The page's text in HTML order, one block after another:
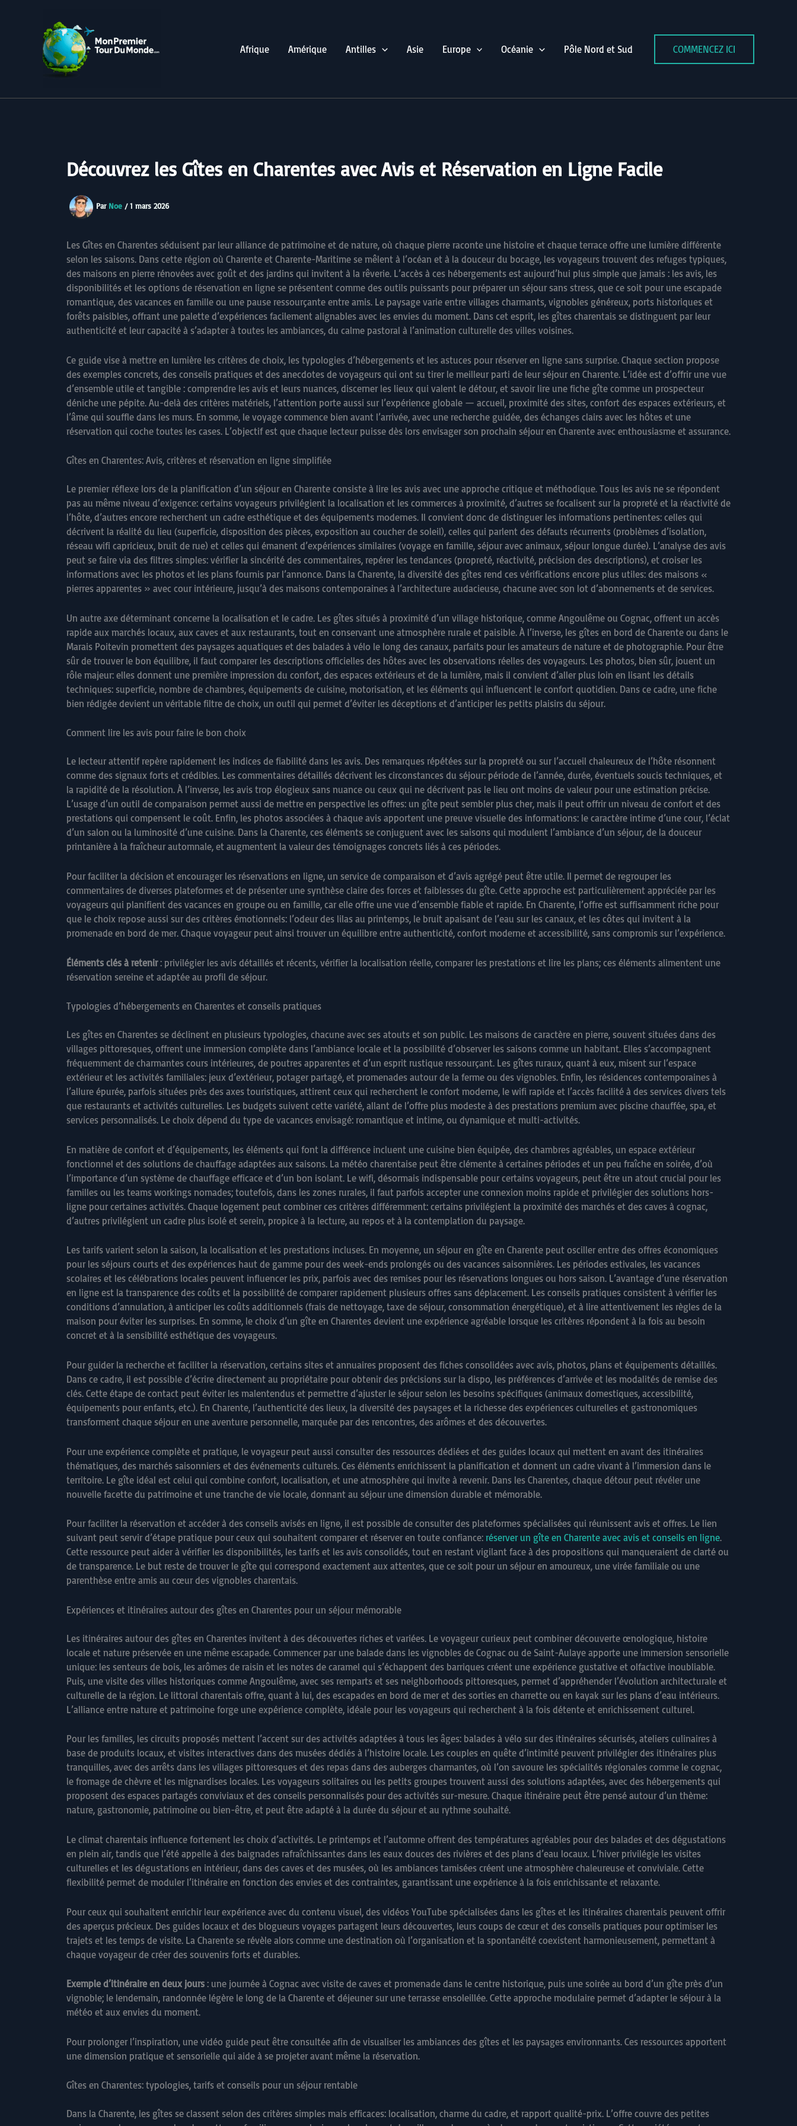
Afrique
Amérique Antilles Asie Europe Océanie Pôle Nord et Sud COMMENCEZ ICI
Découvrez les Gîtes en Charentes avec Avis et Réservation en Ligne Facile
Par Noe /1 mars 2026
Les Gîtes en Charentes séduisent par leur alliance de patrimoine et de nature, où chaque pierre raconte une histoire et chaque terrace offre une lumière différente
selon les saisons. Dans cette région où Charente et Charente-Maritime se mêlent à l’océan et à la douceur du bocage, les voyageurs trouvent des refuges typiques,
des maisons en pierre rénovées avec goût et des jardins qui invitent à la rêverie. L’accès à ces hébergements est aujourd’hui plus simple que jamais : les avis, les
disponibilités et les options de réservation en ligne se présentent comme des outils puissants pour préparer un séjour sans stress, que ce soit pour une escapade
romantique, des vacances en famille ou une pause ressourçante entre amis. Le paysage varie entre villages charmants, vignobles généreux, ports historiques et
forêts paisibles, offrant une palette d’expériences facilement alignables avec les envies du moment. Dans cet esprit, les gîtes charentais se distinguent par leur
authenticité et leur capacité à s’adapter à toutes les ambiances, du calme pastoral à l’animation culturelle des villes voisines.
Ce guide vise à mettre en lumière les critères de choix, les typologies d’hébergements et les astuces pour réserver en ligne sans surprise. Chaque section propose
des exemples concrets, des conseils pratiques et des anecdotes de voyageurs qui ont su tirer le meilleur parti de leur séjour en Charente. L’idée est d’offrir une vue
d’ensemble utile et tangible : comprendre les avis et leurs nuances, discerner les lieux qui valent le détour, et savoir lire une fiche gîte comme un prospecteur
déniche une pépite. Au-delà des critères matériels, l’attention porte aussi sur l’expérience globale — accueil, proximité des sites, confort des espaces extérieurs, et
l’âme qui souffle dans les murs. En somme, le voyage commence bien avant l’arrivée, avec une recherche guidée, des échanges clairs avec les hôtes et une
réservation qui coche toutes les cases. L’objectif est que chaque lecteur puisse dès lors envisager son prochain séjour en Charente avec enthousiasme et assurance.
Gîtes en Charentes: Avis, critères et réservation en ligne simplifiée
Le premier réflexe lors de la planification d’un séjour en Charente consiste à lire les avis avec une approche critique et méthodique. Tous les avis ne se répondent
pas au même niveau d’exigence: certains voyageurs privilégient la localisation et les commerces à proximité, d’autres se focalisent sur la propreté et la réactivité de
l’hôte, d’autres encore recherchent un cadre esthétique et des équipements modernes. Il convient donc de distinguer les informations pertinentes: celles qui
décrivent la réalité du lieu (superficie, disposition des pièces, exposition au coucher de soleil), celles qui parlent des défauts récurrents (problèmes d’isolation,
réseau wifi capricieux, bruit de rue) et celles qui émanent d’expériences similaires (voyage en famille, séjour avec animaux, séjour longue durée). L’analyse des avis
peut se faire via des filtres simples: vérifier la sincérité des commentaires, repérer les tendances (propreté, réactivité, précision des descriptions), et croiser les
informations avec les photos et les plans fournis par l’annonce. Dans la Charente, la diversité des gîtes rend ces vérifications encore plus utiles: des maisons «
pierres apparentes » avec cour intérieure, jusqu’à des maisons contemporaines à l’architecture audacieuse, chacune avec son lot d’abonnements et de services.
Un autre axe déterminant concerne la localisation et le cadre. Les gîtes situés à proximité d’un village historique, comme Angoulême ou Cognac, offrent un accès
rapide aux marchés locaux, aux caves et aux restaurants, tout en conservant une atmosphère rurale et paisible. À l’inverse, les gîtes en bord de Charente ou dans le
Marais Poitevin promettent des paysages aquatiques et des balades à vélo le long des canaux, parfaits pour les amateurs de nature et de photographie. Pour être
sûr de trouver le bon équilibre, il faut comparer les descriptions officielles des hôtes avec les observations réelles des voyageurs. Les photos, bien sûr, jouent un
rôle majeur: elles donnent une première impression du confort, des espaces extérieurs et de la lumière, mais il convient d’aller plus loin en lisant les détails
techniques: superficie, nombre de chambres, équipements de cuisine, motorisation, et les éléments qui influencent le confort quotidien. Dans ce cadre, une fiche
bien rédigée devient un véritable filtre de choix, un outil qui permet d’éviter les déceptions et d’anticiper les petits plaisirs du séjour.
Comment lire les avis pour faire le bon choix
Le lecteur attentif repère rapidement les indices de fiabilité dans les avis. Des remarques répétées sur la propreté ou sur l’accueil chaleureux de l’hôte résonnent
comme des signaux forts et crédibles. Les commentaires détaillés décrivent les circonstances du séjour: période de l’année, durée, éventuels soucis techniques, et
la rapidité de la résolution. À l’inverse, les avis trop élogieux sans nuance ou ceux qui ne décrivent pas le lieu ont moins de valeur pour une estimation précise.
L’usage d’un outil de comparaison permet aussi de mettre en perspective les offres: un gîte peut sembler plus cher, mais il peut offrir un niveau de confort et des
prestations qui compensent le coût. Enfin, les photos associées à chaque avis apportent une preuve visuelle des informations: le caractère intime d’une cour, l’éclat
d’un salon ou la luminosité d’une cuisine. Dans la Charente, ces éléments se conjuguent avec les saisons qui modulent l’ambiance d’un séjour, de la douceur
printanière à la fraîcheur automnale, et augmentent la valeur des témoignages concrets liés à ces périodes.
Pour faciliter la décision et encourager les réservations en ligne, un service de comparaison et d’avis agrégé peut être utile. Il permet de regrouper les
commentaires de diverses plateformes et de présenter une synthèse claire des forces et faiblesses du gîte. Cette approche est particulièrement appréciée par les
voyageurs qui planifient des vacances en groupe ou en famille, car elle offre une vue d’ensemble fiable et rapide. En Charente, l’offre est suffisamment riche pour
que le choix repose aussi sur des critères émotionnels: l’odeur des lilas au printemps, le bruit apaisant de l’eau sur les canaux, et les côtes qui invitent à la
promenade en bord de mer. Chaque voyageur peut ainsi trouver un équilibre entre authenticité, confort moderne et accessibilité, sans compromis sur l’expérience.
Éléments clés à retenir: privilégier les avis détaillés et récents, vérifier la localisation réelle, comparer les prestations et lire les plans; ces éléments alimentent une
réservation sereine et adaptée au profil de séjour.
Typologies d’hébergements en Charentes et conseils pratiques
Les gîtes en Charentes se déclinent en plusieurs typologies, chacune avec ses atouts et son public. Les maisons de caractère en pierre, souvent situées dans des
villages pittoresques, offrent une immersion complète dans l’ambiance locale et la possibilité d’observer les saisons comme un habitant. Elles s’accompagnent
fréquemment de charmantes cours intérieures, de poutres apparentes et d’un esprit rustique ressourçant. Les gîtes ruraux, quant à eux, misent sur l’espace
extérieur et les activités familiales: jeux d’extérieur, potager partagé, et promenades autour de la ferme ou des vignobles. Enfin, les résidences contemporaines à
l’allure épurée, parfois situées près des axes touristiques, attirent ceux qui recherchent le confort moderne, le wifi rapide et l’accès facilité à des services divers tels
que restaurants et activités culturelles. Les budgets suivent cette variété, allant de l’offre plus modeste à des prestations premium avec piscine chauffée, spa, et
services personnalisés. Le choix dépend du type de vacances envisagé: romantique et intime, ou dynamique et multi-activités.
En matière de confort et d’équipements, les éléments qui font la différence incluent une cuisine bien équipée, des chambres agréables, un espace extérieur
fonctionnel et des solutions de chauffage adaptées aux saisons. La météo charentaise peut être clémente à certaines périodes et un peu fraîche en soirée, d’où
l’importance d’un système de chauffage efficace et d’un bon isolant. Le wifi, désormais indispensable pour certains voyageurs, peut être un atout crucial pour les
familles ou les teams workings nomades; toutefois, dans les zones rurales, il faut parfois accepter une connexion moins rapide et privilégier des solutions hors-
ligne pour certaines activités. Chaque logement peut combiner ces critères différemment: certains privilégient la proximité des marchés et des caves à cognac,
d’autres privilégient un cadre plus isolé et serein, propice à la lecture, au repos et à la contemplation du paysage.
Les tarifs varient selon la saison, la localisation et les prestations incluses. En moyenne, un séjour en gîte en Charente peut osciller entre des offres économiques
pour les séjours courts et des expériences haut de gamme pour des week-ends prolongés ou des vacances saisonnières. Les périodes estivales, les vacances
scolaires et les célébrations locales peuvent influencer les prix, parfois avec des remises pour les réservations longues ou hors saison. L’avantage d’une réservation
en ligne est la transparence des coûts et la possibilité de comparer rapidement plusieurs offres sans déplacement. Les conseils pratiques consistent à vérifier les
conditions d’annulation, à anticiper les coûts additionnels (frais de nettoyage, taxe de séjour, consommation énergétique), et à lire attentivement les règles de la
maison pour éviter les surprises. En somme, le choix d’un gîte en Charentes devient une expérience agréable lorsque les critères répondent à la fois au besoin
concret et à la sensibilité esthétique des voyageurs.
Pour guider la recherche et faciliter la réservation, certains sites et annuaires proposent des fiches consolidées avec avis, photos, plans et équipements détaillés.
Dans ce cadre, il est possible d’écrire directement au propriétaire pour obtenir des précisions sur la dispo, les préférences d’arrivée et les modalités de remise des
clés. Cette étape de contact peut éviter les malentendus et permettre d’ajuster le séjour selon les besoins spécifiques (animaux domestiques, accessibilité,
équipements pour enfants, etc.). En Charente, l’authenticité des lieux, la diversité des paysages et la richesse des expériences culturelles et gastronomiques
transforment chaque séjour en une aventure personnelle, marquée par des rencontres, des arômes et des découvertes.
Pour une expérience complète et pratique, le voyageur peut aussi consulter des ressources dédiées et des guides locaux qui mettent en avant des itinéraires
thématiques, des marchés saisonniers et des événements culturels. Ces éléments enrichissent la planification et donnent un cadre vivant à l’immersion dans le
territoire. Le gîte idéal est celui qui combine confort, localisation, et une atmosphère qui invite à revenir. Dans les Charentes, chaque détour peut révéler une
nouvelle facette du patrimoine et une tranche de vie locale, donnant au séjour une dimension durable et mémorable.
Pour faciliter la réservation et accéder à des conseils avisés en ligne, il est possible de consulter des plateformes spécialisées qui réunissent avis et offres. Le lien
suivant peut servir d’étape pratique pour ceux qui souhaitent comparer et réserver en toute confiance: réserver un gîte en Charente avec avis et conseils en ligne.
Cette ressource peut aider à vérifier les disponibilités, les tarifs et les avis consolidés, tout en restant vigilant face à des propositions qui manqueraient de clarté ou
de transparence. Le but reste de trouver le gîte qui correspond exactement aux attentes, que ce soit pour un séjour en amoureux, une virée familiale ou une
parenthèse entre amis au cœur des vignobles charentais.
Expériences et itinéraires autour des gîtes en Charentes pour un séjour mémorable
Les itinéraires autour des gîtes en Charentes invitent à des découvertes riches et variées. Le voyageur curieux peut combiner découverte œnologique, histoire
locale et nature préservée en une même escapade. Commencer par une balade dans les vignobles de Cognac ou de Saint-Aulaye apporte une immersion sensorielle
unique: les senteurs de bois, les arômes de raisin et les notes de caramel qui s’échappent des barriques créent une expérience gustative et olfactive inoubliable.
Puis, une visite des villes historiques comme Angoulême, avec ses remparts et ses neighborhoods pittoresques, permet d’appréhender l’évolution architecturale et
culturelle de la région. Le littoral charentais offre, quant à lui, des escapades en bord de mer et des sorties en charrette ou en kayak sur les plans d’eau intérieurs.
L’alliance entre nature et patrimoine forge une expérience complète, idéale pour les voyageurs qui recherchent à la fois détente et enrichissement culturel.
Pour les familles, les circuits proposés mettent l’accent sur des activités adaptées à tous les âges: balades à vélo sur des itinéraires sécurisés, ateliers culinaires à
base de produits locaux, et visites interactives dans des musées dédiés à l’histoire locale. Les couples en quête d’intimité peuvent privilégier des itinéraires plus
tranquilles, avec des arrêts dans les villages pittoresques et des repas dans des auberges charmantes, où l’on savoure les spécialités régionales comme le cognac,
le fromage de chèvre et les mignardises locales. Les voyageurs solitaires ou les petits groupes trouvent aussi des solutions adaptées, avec des hébergements qui
proposent des espaces partagés conviviaux et des conseils personnalisés pour des activités sur-mesure. Chaque itinéraire peut être pensé autour d’un thème:
nature, gastronomie, patrimoine ou bien-être, et peut être adapté à la durée du séjour et au rythme souhaité.
Le climat charentais influence fortement les choix d’activités. Le printemps et l’automne offrent des températures agréables pour des balades et des dégustations
en plein air, tandis que l’été appelle à des baignades rafraîchissantes dans les eaux douces des rivières et des plans d’eau locaux. L’hiver privilégie les visites
culturelles et les dégustations en intérieur, dans des caves et des musées, où les ambiances tamisées créent une atmosphère chaleureuse et conviviale. Cette
flexibilité permet de moduler l’itinéraire en fonction des envies et des contraintes, garantissant une expérience à la fois enrichissante et relaxante.
Pour ceux qui souhaitent enrichir leur expérience avec du contenu visuel, des vidéos YouTube spécialisées dans les gîtes et les itinéraires charentais peuvent offrir
des aperçus précieux. Des guides locaux et des blogueurs voyages partagent leurs découvertes, leurs coups de cœur et des conseils pratiques pour optimiser les
trajets et les temps de visite. La Charente se révèle alors comme une destination où l’organisation et la spontanéité coexistent harmonieusement, permettant à
chaque voyageur de créer des souvenirs forts et durables.
Exemple d’itinéraire en deux jours : une journée à Cognac avec visite de caves et promenade dans le centre historique, puis une soirée au bord d’un gîte près d’un
vignoble; le lendemain, randonnée légère le long de la Charente et déjeuner sur une terrasse ensoleillée. Cette approche modulaire permet d’adapter le séjour à la
météo et aux envies du moment.
Pour prolonger l’inspiration, une vidéo guide peut être consultée afin de visualiser les ambiances des gîtes et les paysages environnants. Ces ressources apportent
une dimension pratique et sensorielle qui aide à se projeter avant même la réservation.
Gîtes en Charentes: typologies, tarifs et conseils pour un séjour rentable
Dans la Charente, les gîtes se classent selon des critères simples mais efficaces: localisation, charme du cadre, et rapport qualité-prix. L’offre couvre des petites